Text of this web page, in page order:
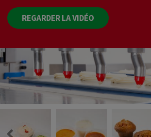
REGARDER LA VIDÉO